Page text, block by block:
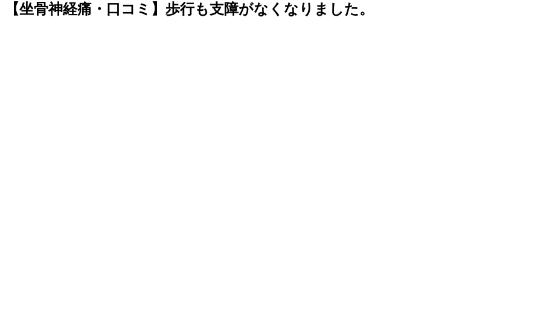
【坐骨神経痛・口コミ】歩行も支障がなくなりました。